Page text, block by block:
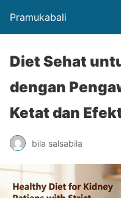
Pramukabali
Diet Sehat
dengan
Ketat dan
bila salsabila